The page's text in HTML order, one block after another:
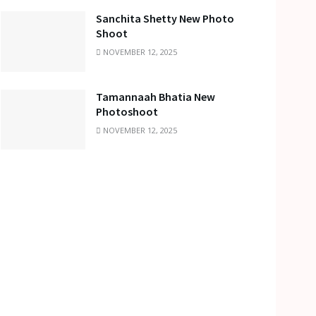
Sanchita Shetty New Photo
Shoot
NOVEMBER 12, 2025
Tamannaah Bhatia New
Photoshoot
NOVEMBER 12, 2025